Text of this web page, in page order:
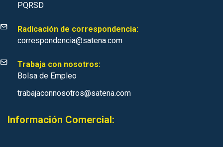
PQRSD
Radicación de correspondencia:
correspondencia@satena.com
Trabaja con nosotros:
Bolsa de Empleo
trabajaconnosotros@satena.com
Información Comercial: